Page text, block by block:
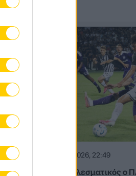
1.1
06.08.2026, 22:49
Αναποτελεσματικός ο